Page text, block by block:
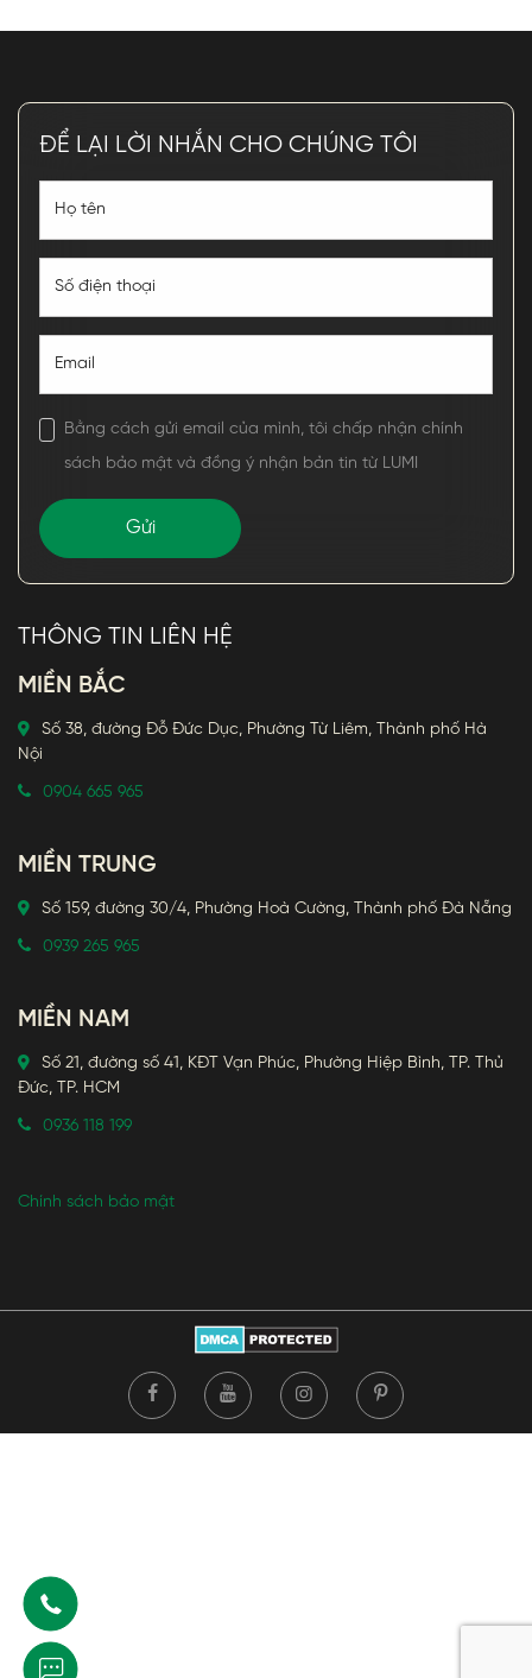
ĐỂ LẠI LỜI NHẮN CHO CHÚNG TÔI
Bằng cách gửi email của mình, tôi chấp nhận chính
sách bảo mật và đồng ý nhận bản tin từ LUMI
THÔNG TIN LIÊN HỆ
MIỀN BẮC
Số 38, đường Đỗ Đức Dục, Phường Từ Liêm, Thành phố Hà
Nội
0904 665 965
MIỀN TRUNG
Số 159, đường 30/4, Phường Hoà Cường, Thành phố Đà Nẵng
0939 265 965
MIỀN NAM
Số 21, đường số 41, KĐT Vạn Phúc, Phường Hiệp Bình, TP. Thủ
Đức, TP. HCM
0936 118 199
Chính sách bảo mật